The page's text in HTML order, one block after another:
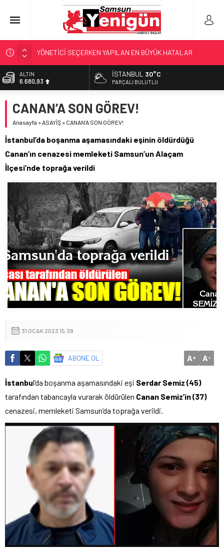
YÖNETİCİ SEÇERKEN YAPILAN EN BÜYÜK HATALAR
GERİ SAYIM BAŞLADI
SAMSUNSPOR’DA HEDEF 5’İNCİLİK!
KUNDUZ’DA SKANDAL!
ALTIN
6.680,93
13.795,57
DOLAR
55,2097
İSTANBUL 30°C
PARÇALI BULUTLU
CANAN’A SON GÖREV!
Anasayfa »ASAYİŞ » CANAN’A SON GÖREV!
İstanbul’da boşanma aşamasındaki eşinin öldürdüğü
Canan’ın cenazesi memleketi Samsun’un Alaçam
İlçesi’nde toprağa verildi
31 OCAK 2023 15:38
ABONE OL A+ A-
İstanbul’da boşanma aşamasındaki eşi Serdar Semiz (45)
tarafından tabancayla vurarak öldürülen Canan Semiz’in (37)
cenazesi, memleketi Samsun’da toprağa verildi.